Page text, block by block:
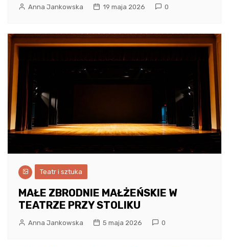
Anna Jankowska 19 maja 2026 0
Teatr i sztuka
MAŁE ZBRODNIE MAŁŻEŃSKIE W
TEATRZE PRZY STOLIKU
Anna Jankowska 5 maja 2026 0